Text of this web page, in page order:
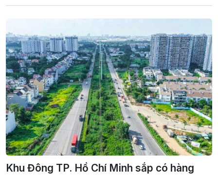
Khu Đông TP. Hồ Chí Minh sắp có hàng